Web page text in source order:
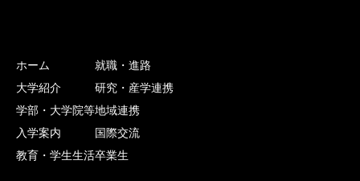
ホーム
大学紹介
学部・大学院等
入学案内
教育・学生生活
就職・進路
研究・産学連携
地域連携
国際交流
卒業生